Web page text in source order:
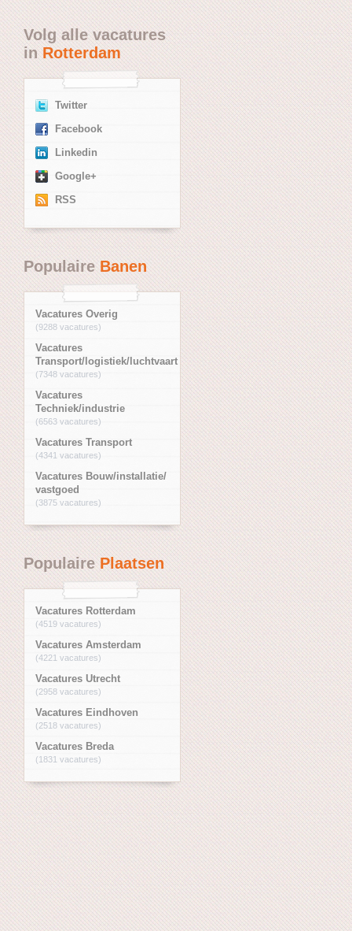
Volg alle vacatures
in Rotterdam
Twitter
Facebook
Linkedin
Google+
RSS
PopulaireBanen
Vacatures Overig
(9288 vacatures)
Vacatures
Transport/logistiek/luchtvaart
(7348 vacatures)
Vacatures
Techniek/industrie
(6563 vacatures)
Vacatures Transport
(4341 vacatures)
Vacatures Bouw/installatie/
vastgoed
(3875 vacatures)
PopulairePlaatsen
Vacatures Rotterdam
(4519 vacatures)
Vacatures Amsterdam
(4221 vacatures)
Vacatures Utrecht
(2958 vacatures)
Vacatures Eindhoven
(2518 vacatures)
Vacatures Breda
(1831 vacatures)